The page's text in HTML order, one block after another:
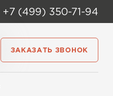
+7 (499) 350-71-94
ЗАКАЗАТЬ ЗВОНОК